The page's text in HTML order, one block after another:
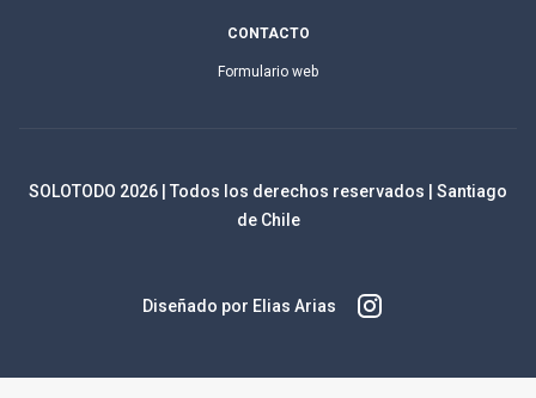
CONTACTO
Formulario web
SOLOTODO 2026 | Todos los derechos reservados | Santiago
de Chile
Diseñado por Elias Arias